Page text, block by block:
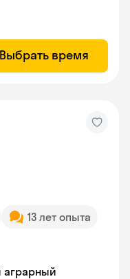
Выбрать время
13 лет опыта
аграрный